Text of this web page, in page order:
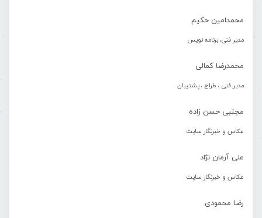
محمدامین حکیم
مدیر فنی، برنامه نویس
محمدرضا کمالی
مدیر فنی ، طراح ، پشتیبان
مجتبی حسن زاده
عکاس و خبرنگار سایت
علی آرمان نژاد
عکاس و خبرنگار سایت
رضا محمودی